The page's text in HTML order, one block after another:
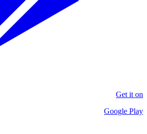
Get it on
Google Play